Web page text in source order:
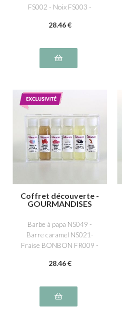
FS002 - Noix FS003 -
NS008
28.46 €
Coffret découverte -
GOURMANDISES
Barbe à papa NS049 -
Barre caramel NS021-
Fraise BONBON FR009 -
EH010- Bubble gum
28.46 €